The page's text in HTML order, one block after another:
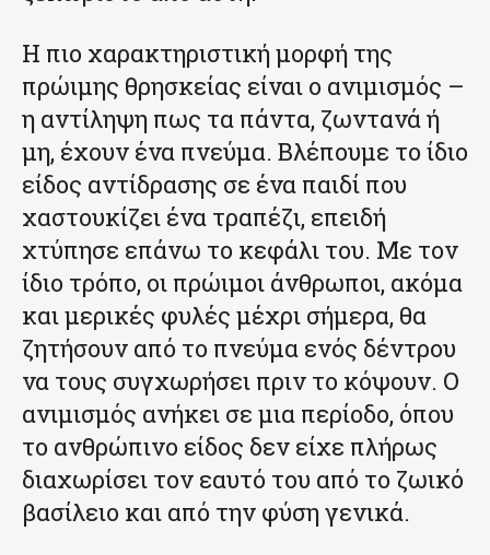
Η πιο χαρακτηριστική μορφή της
πρώιμης θρησκείας είναι ο ανιμισμός –
η αντίληψη πως τα πάντα, ζωντανά ή
μη, έχουν ένα πνεύμα. Βλέπουμε το ίδιο
είδος αντίδρασης σε ένα παιδί που
χαστουκίζει ένα τραπέζι, επειδή
χτύπησε επάνω το κεφάλι του. Με τον
ίδιο τρόπο, οι πρώιμοι άνθρωποι, ακόμα
και μερικές φυλές μέχρι σήμερα, θα
ζητήσουν από το πνεύμα ενός δέντρου
να τους συγχωρήσει πριν το κόψουν. Ο
ανιμισμός ανήκει σε μια περίοδο, όπου
το ανθρώπινο είδος δεν είχε πλήρως
διαχωρίσει τον εαυτό του από το ζωικό
βασίλειο και από την φύση γενικά.